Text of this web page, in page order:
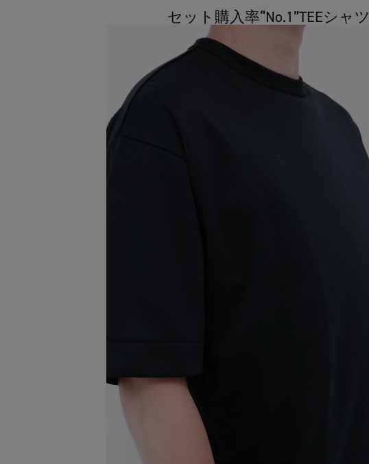
セット購入率“No.1”TEEシャツ